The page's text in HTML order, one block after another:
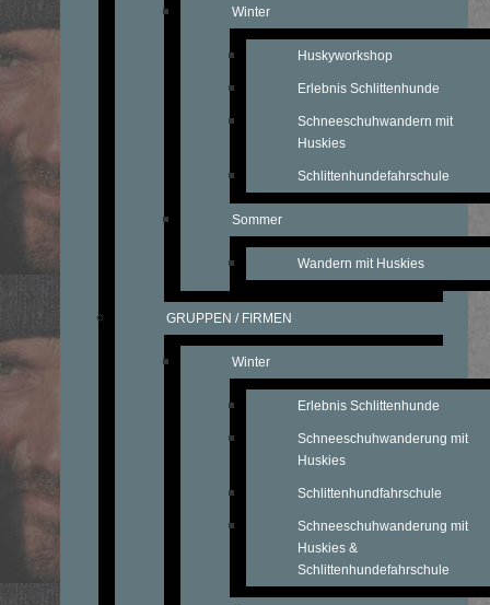
Winter
Huskyworkshop
Erlebnis Schlittenhunde
Schneeschuhwandern mit
Huskies
Schlittenhundefahrschule
Sommer
Wandern mit Huskies
GRUPPEN / FIRMEN
Winter
Erlebnis Schlittenhunde
Schneeschuhwanderung mit
Huskies
Schlittenhundfahrschule
Schneeschuhwanderung mit
Huskies &
Schlittenhundefahrschule